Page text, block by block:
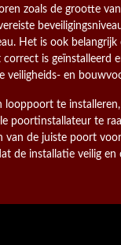
zoals de grootte
Het is ook
is geïnstalleerd
veiligheids- en
looppoort te
poortinstallateur te
van de juiste poort
de installatie veilig